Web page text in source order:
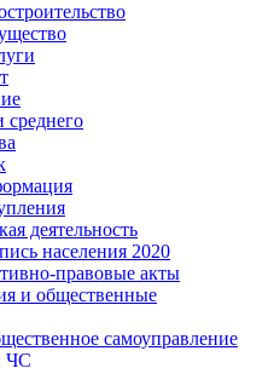
среднего
деятельность
населения 2020
правовые акты
и общественные
самоуправление
ЧС